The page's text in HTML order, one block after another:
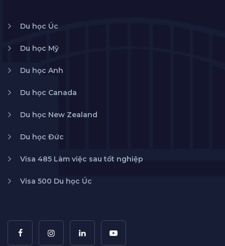
Du học Úc
Du học Mỹ
Du học Anh
Du học Canada
Du học New Zealand
Du học Đức
Visa 485 Làm việc sau tốt nghiệp
Visa 500 Du học Úc